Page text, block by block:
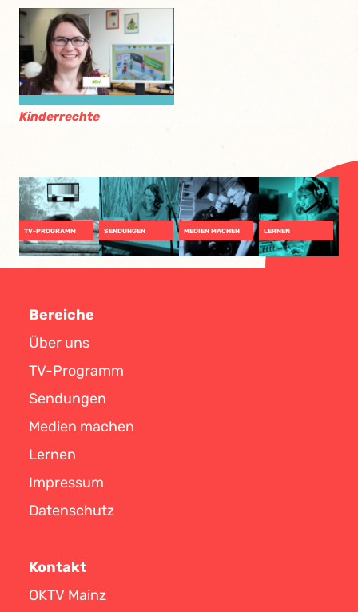
Kinderrechte
TV-PROGRAMM SENDUNGEN MEDIEN MACHEN LERNEN
Bereiche
Über uns
TV-Programm
Sendungen
Medien machen
Lernen
Impressum
Datenschutz
Kontakt
OKTV Mainz